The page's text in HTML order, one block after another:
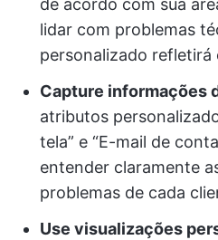
de acordo com sua
lidar com problemas
personalizado refletirá
Capture informações
atributos
tela” e “E-mail de
entender claramente
problemas de cada
Use visualizações